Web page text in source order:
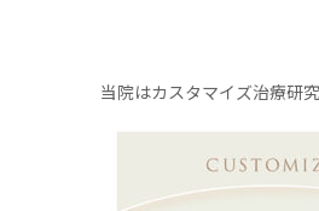
当院はカスタマイズ治療研